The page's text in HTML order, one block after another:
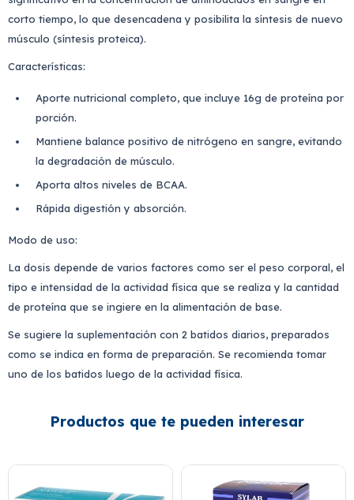
corto tiempo, lo que desencadena y posibilita la síntesis de nuevo
músculo (síntesis proteica).
Características:
Aporte nutricional completo, que incluye 16g de proteína por
porción.
Mantiene balance positivo de nitrógeno en sangre, evitando
la degradación de músculo.
Aporta altos niveles de BCAA.
Rápida digestión y absorción.
Modo de uso:
La dosis depende de varios factores como ser el peso corporal, el
tipo e intensidad de la actividad física que se realiza y la cantidad
de proteína que se ingiere en la alimentación de base.
Se sugiere la suplementación con 2 batidos diarios, preparados
como se indica en forma de preparación. Se recomienda tomar
uno de los batidos luego de la actividad física.
Productos que te pueden interesar